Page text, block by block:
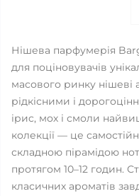
Нішева парфумерія
для поціновувачів
масового ринку
рідкісними і
іриc, мох і смоли
колекції — це
складною пірамідою
протягом 10–12 годин.
класичних ароматів